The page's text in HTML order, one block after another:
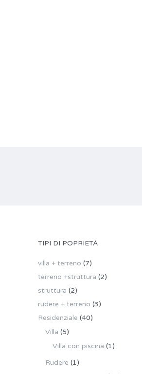
TIPI DI POPRIETÀ
villa + terreno (7)
terreno +struttura (2)
struttura (2)
rudere + terreno (3)
Residenziale (40)
Villa (5)
Villa con piscina (1)
Rudere (1)